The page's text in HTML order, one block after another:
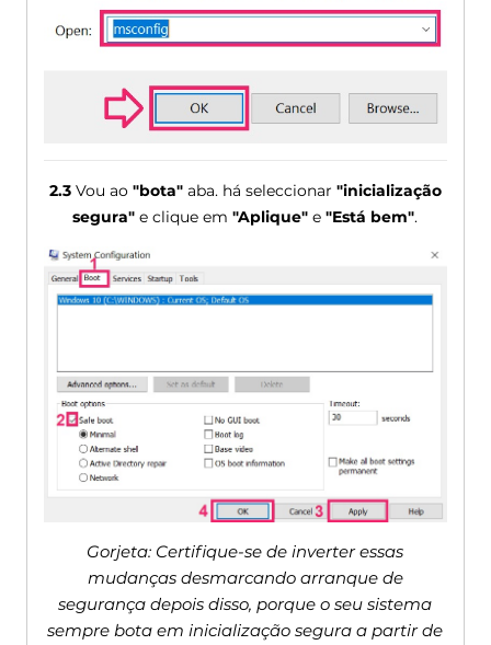
2.3Vou ao "bota"aba. há seleccionar "inicialização
segura" e clique em"Aplique" e"Está bem".
Gorjeta: Certifique-se de inverter essas
mudanças desmarcando arranque de
segurança depois disso, porque o seu sistema
sempre bota em inicialização segura a partir de